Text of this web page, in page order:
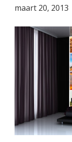
maart 20, 2013